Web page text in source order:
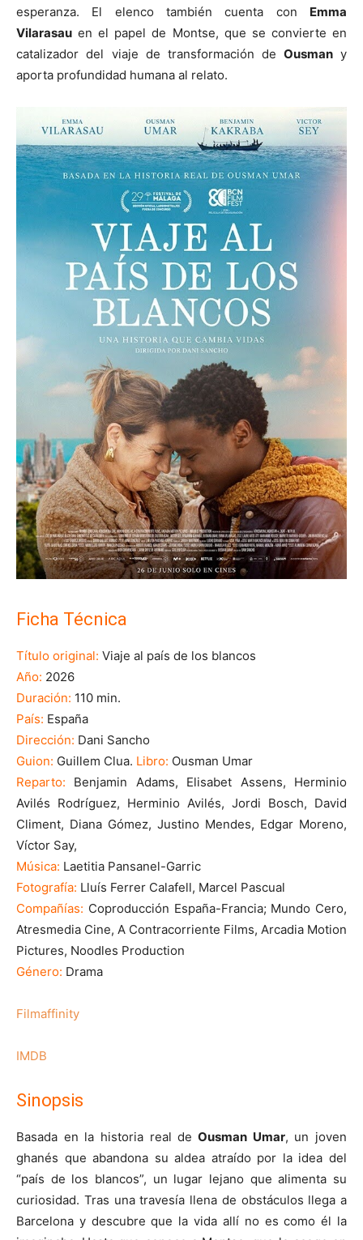
esperanza. El elenco también cuenta con Emma
Vilarasau en el papel de Montse, que se convierte en
catalizador del viaje de transformación de Ousmany
aporta profundidad humana al relato.
Ficha Técnica
Título original: Viaje al país de los blancos
Año: 2026
Duración: 110 min.
País: España
Dirección: Dani Sancho
Guion: Guillem Clua. Libro: Ousman Umar
Reparto: Benjamin Adams, Elisabet Assens, Herminio
Avilés Rodríguez, Herminio Avilés, Jordi Bosch, David
Climent, Diana Gómez, Justino Mendes, Edgar Moreno,
Víctor Say,
Música: Laetitia Pansanel-Garric
Fotografía: Lluís Ferrer Calafell, Marcel Pascual
Compañías: Coproducción España-Francia; Mundo Cero,
Atresmedia Cine, A Contracorriente Films, Arcadia Motion
Pictures, Noodles Production
Género: Drama
Filmaffinity
IMDB
Sinopsis
Basada en la historia real de Ousman Umar, un joven
ghanés que abandona su aldea atraído por la idea del
“país de los blancos”, un lugar lejano que alimenta su
curiosidad. Tras una travesía llena de obstáculos llega a
Barcelona y descubre que la vida allí no es como él la